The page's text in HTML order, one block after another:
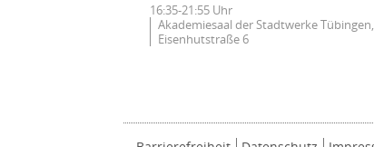
16:35-21:55 Uhr
Akademiesaal der Stadtwerke
Eisenhutstraße 6